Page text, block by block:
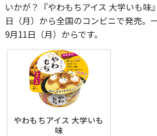
いかが？『やわもちアイス 大学いも味
日（月）から全国のコンビニで発売。
9月11日（月）からです。
やわもちアイス 大学いも
味